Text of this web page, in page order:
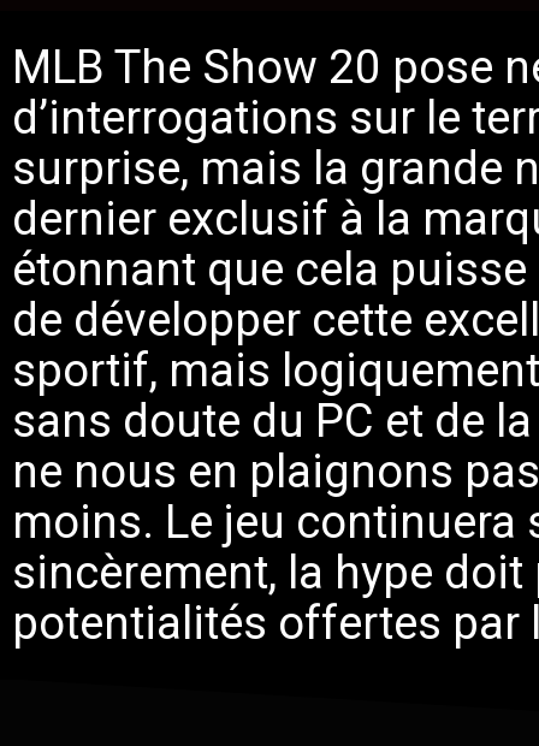
MLB The Show 20 pose
d’interrogations sur le
surprise, mais la grande
dernier exclusif à la
étonnant que cela
de développer cette
sportif, mais
sans doute du PC et de
ne nous en plaignons
moins. Le jeu continuera
sincèrement, la hype
potentialités offertes par